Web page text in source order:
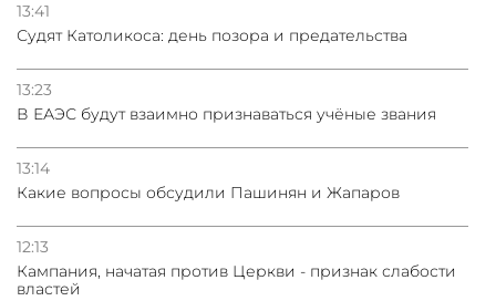
13:41
Судят Католикоса: день позора и предательства
13:23
В ЕАЭС будут взаимно признаваться учёные звания
13:14
Какие вопросы обсудили Пашинян и Жапаров
12:13
Кампания, начатая против Церкви - признак слабости
властей